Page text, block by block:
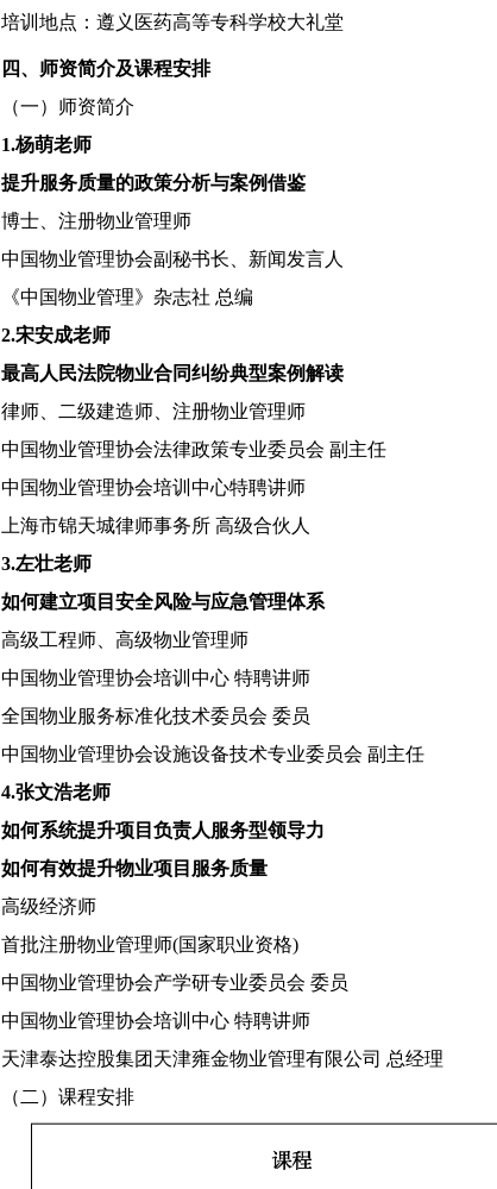
培训地点 ：遵义医药高等专科学校大礼堂
四、师资简介及课程安排
（一）师资简介
1.杨萌老师
提升服务质量的政策分析与案例借鉴
博士、注册物业管理师
中国物业管理协会副秘书长、新闻发言人
《中国物业管理》杂志社 总编
2.宋安成老师
最高人民法院物业合同纠纷典型案例解读
律师、二级建造师、注册物业管理师
中国物业管理协会法律政策专业委员会 副主任
中国物业管理协会培训中心特聘讲师
上海市锦天城律师事务所 高级合伙人
3.左壮老师
如何建立项目安全风险与应急管理体系
高级工程师、高级物业管理师
中国物业管理协会培训中心 特聘讲师
全国物业服务标准化技术委员会 委员
中国物业管理协会设施设备技术专业委员会 副主任
4.张文浩老师
如何系统提升项目负责人服务型领导力
如何有效提升物业项目 服务质量
高级经济师
首批注册物业管理师(国家职业资格)
中国物业管理协会产学研专业委员会 委员
中国物业管理协会培训中心 特聘讲师
天津泰达控股集团天津雍金物业管理有限公司 总经理
（二）课程安排